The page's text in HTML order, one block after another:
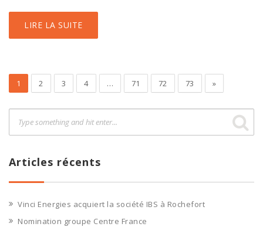
LIRE LA SUITE
1 2 3 4 … 71 72 73 »
Articles récents
Vinci Energies acquiert la société IBS à Rochefort
Nomination groupe Centre France